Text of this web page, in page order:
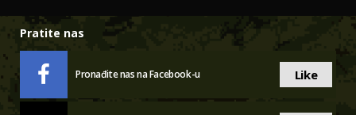
Pratite nas
Pronađite nas na Facebook-u Like